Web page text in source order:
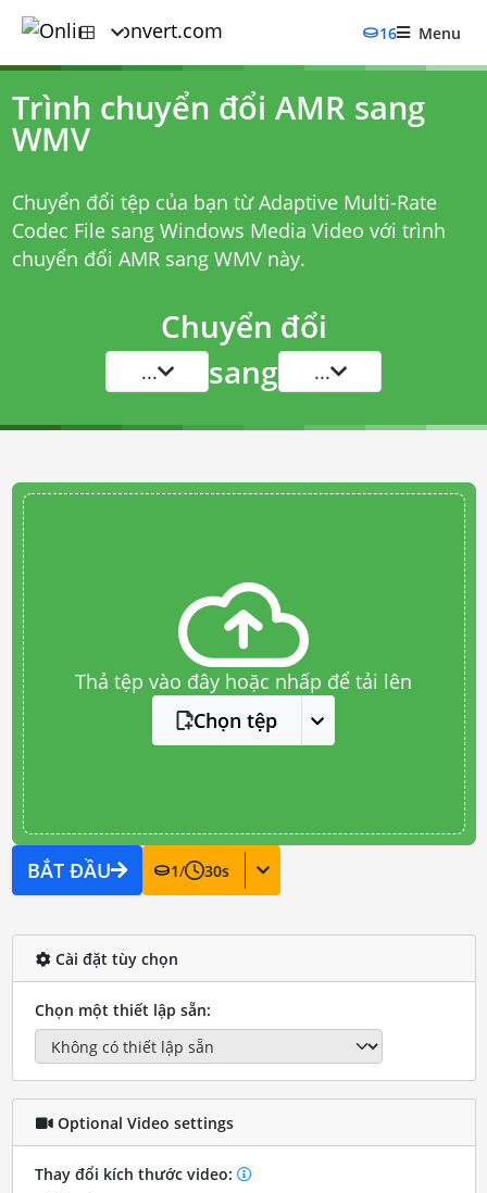
16 Menu
Trình chuyển đổi AMR sang
WMV
Chuyển đổi tệp của bạn từ Adaptive Multi-Rate
Codec File sang Windows Media Video với trình
chuyển đổi AMR sang WMVnày.
Chuyển đổi
... sang ...
Thả tệp vào đây hoặc nhấp để tải lên
Chọn tệp
BẮT ĐẦU 1/ 30s
Cài đặt tùy chọn
Chọn một thiết lập sẵn:
Optional Video settings
Thay đổi kích thước video: